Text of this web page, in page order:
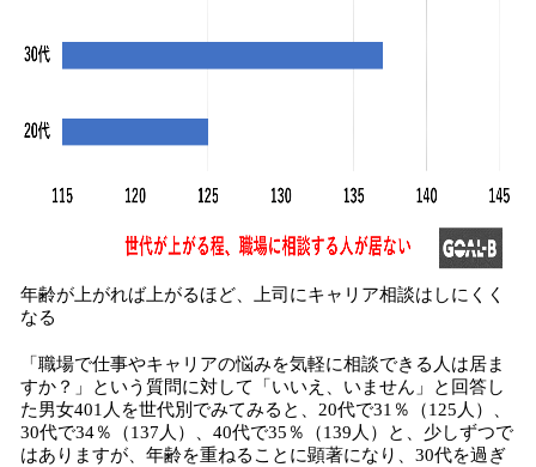
年齢が上がれば上がるほど、上司にキャリア相談はしにくく
なる
「職場で仕事やキャリアの悩みを気軽に相談できる人は居ま
すか？」という質問に対して「いいえ、いません」と回答し
た男女401人を世代別でみてみると、20代で31％（125人）、
30代で34％（137人）、40代で35％（139人）と、少しずつで
はありますが、年齢を重ねることに顕著になり、30代を過ぎ